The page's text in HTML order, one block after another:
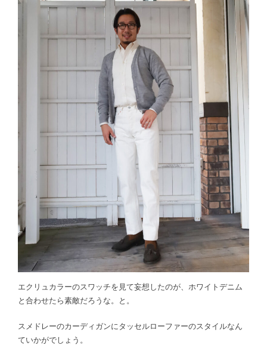
エクリュカラーのスワッチを見て妄想したのが、ホワイトデニム
と合わせたら素敵だろうな。と。
スメドレーのカーディガンにタッセルローファーのスタイルなん
ていかがでしょう。